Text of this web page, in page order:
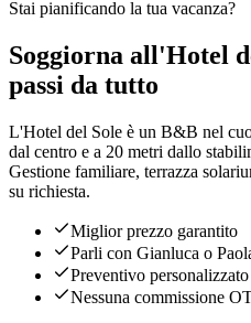
Stai pianificando la tua vacanza?
Soggiorna all'Hotel
passi da tutto
L'Hotel del Sole è un B&B nel
dal centro e a 20 metri dallo
Gestione familiare, terrazza
su richiesta.
Miglior prezzo garantito
Parli con Gianluca o
Preventivo personalizzato
Nessuna commissione